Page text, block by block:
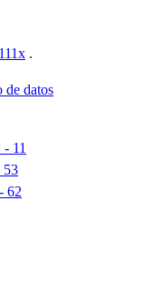
111x .
de datos
11
53
62